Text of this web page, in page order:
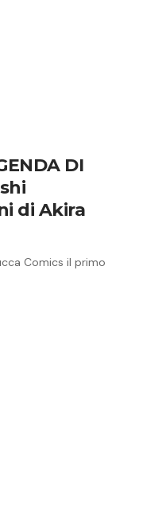
DI
di Akira
Comics il primo